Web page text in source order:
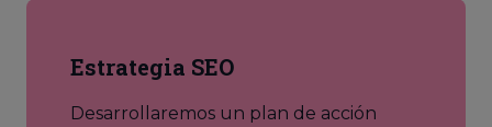
Estrategia SEO
Desarrollaremos un plan de acción